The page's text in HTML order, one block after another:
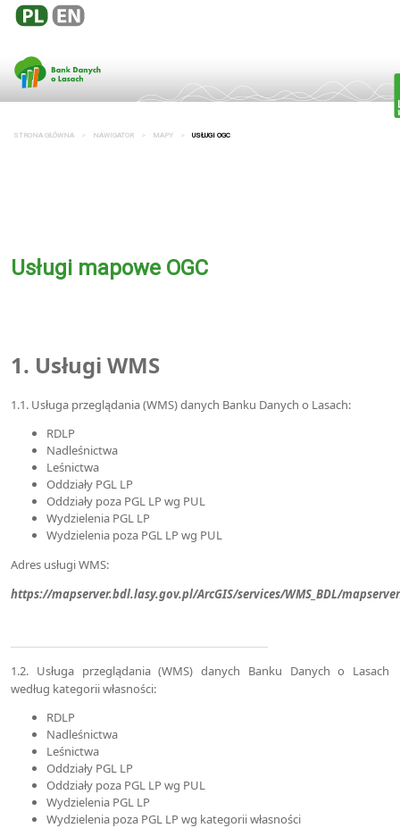
STRONA GŁÓWNA NAWIGATOR MAPY USŁUGI OGC
Usługi mapowe OGC
1. Usługi WMS
1.1. Usługa przeglądania (WMS) danych Banku Danych o Lasach:
RDLP
Nadleśnictwa
Leśnictwa
Oddziały PGL LP
Oddziały poza PGL LP wg PUL
Wydzielenia PGL LP
Wydzielenia poza PGL LP wg PUL
Adres usługi WMS:
https://mapserver.bdl.lasy.gov.pl/ArcGIS/services/WMS_BDL/
1.2. Usługa przeglądania (WMS) danych Banku Danych o Lasach
według kategorii własności:
RDLP
Nadleśnictwa
Leśnictwa
Oddziały PGL LP
Oddziały poza PGL LP wg PUL
Wydzielenia PGL LP
Wydzielenia poza PGL LP wg kategorii własności